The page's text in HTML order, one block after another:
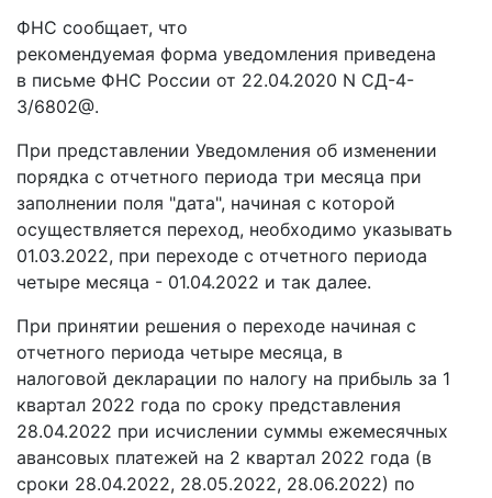
ФНС сообщает, что
рекомендуемая форма уведомления приведена
в письме ФНС России от 22.04.2020 N СД-4-
3/6802@.
При представлении Уведомления об изменении
порядка с отчетного периода три месяца при
заполнении поля "дата", начиная с которой
осуществляется переход, необходимо указывать
01.03.2022, при переходе с отчетного периода
четыре месяца - 01.04.2022 и так далее.
При принятии решения о переходе начиная с
отчетного периода четыре месяца, в
налоговой декларации по налогу на прибыль за 1
квартал 2022 года по сроку представления
28.04.2022 при исчислении суммы ежемесячных
авансовых платежей на 2 квартал 2022 года (в
сроки 28.04.2022, 28.05.2022, 28.06.2022) по